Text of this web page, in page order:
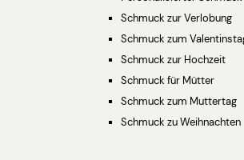
Schmuck zur Verlobung
Schmuck zum
Schmuck zur Hochzeit
Schmuck für Mütter
Schmuck zum Muttertag
Schmuck zu Weihnachten